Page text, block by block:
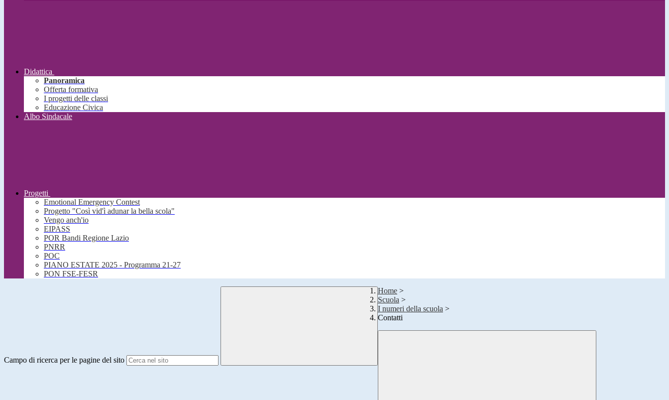
Didattica
Panoramica
Offerta formativa
I progetti delle classi
Educazione Civica
Albo Sindacale
Progetti
Emotional Emergency Contest
Progetto "Così vid'ì adunar la bella scola"
Vengo anch'io
EIPASS
POR Bandi Regione Lazio
PNRR
POC
PIANO ESTATE 2025 - Programma 21-27
PON FSE-FESR
Campo di ricerca per le pagine del sito
Home >
Scuola >
I numeri della scuola >
Contatti